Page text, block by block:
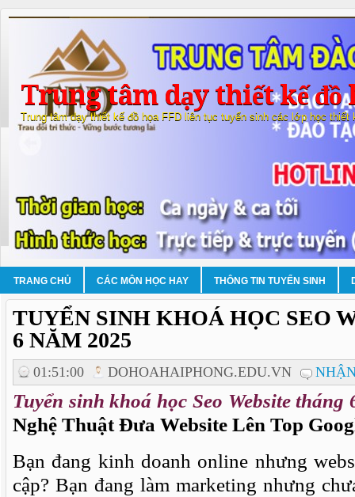
Trung tâm dạy thiết kế đồ
Trung tâm dạy thiết kế đồ họa FFD liên tục tuyển sinh các lớp học thiết
TRANG CHỦ CÁC MÔN HỌC HAY THÔNG TIN TUYỂN SINH
TUYỂN SINH KHOÁ HỌC SEO
6 NĂM 2025
01:51:00 DOHOAHAIPHONG.EDU.VN
Tuyển sinh khoá học Seo Website tháng
Nghệ Thuật Đưa Website Lên Top
Bạn đang kinh doanh online nhưng
cập? Bạn đang làm marketing nhưng